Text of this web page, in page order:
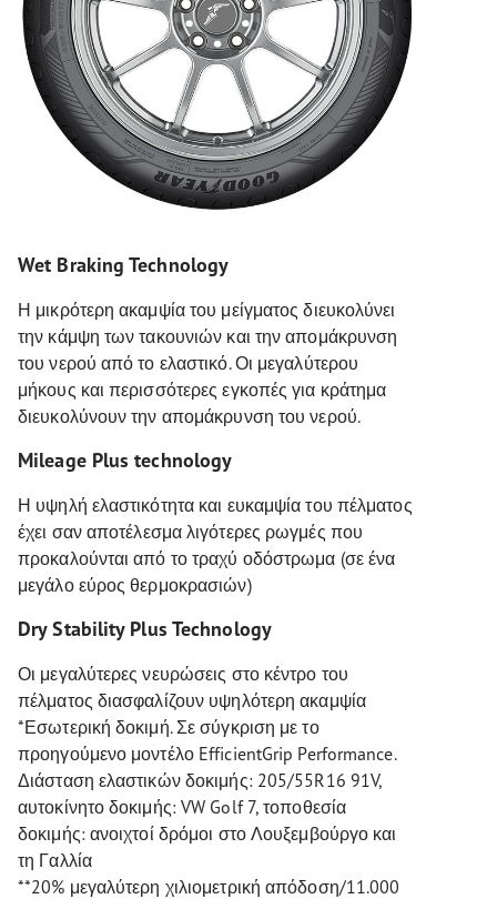
Wet Braking Technology
Η μικρότερη ακαμψία του μείγματος διευκολύνει
την κάμψη των τακουνιών και την απομάκρυνση
του νερού από το ελαστικό. Οι μεγαλύτερου
μήκους και περισσότερες εγκοπές για κράτημα
διευκολύνουν την απομάκρυνση του νερού.
Mileage Plus technology
Η υψηλή ελαστικότητα και ευκαμψία του πέλματος
έχει σαν αποτέλεσμα λιγότερες ρωγμές που
προκαλούνται από το τραχύ οδόστρωμα (σε ένα
μεγάλο εύρος θερμοκρασιών)
Dry Stability Plus Technology
Οι μεγαλύτερες νευρώσεις στο κέντρο του
πέλματος διασφαλίζουν υψηλότερη ακαμψία
*Εσωτερική δοκιμή. Σε σύγκριση με το
προηγούμενο μοντέλο EfficientGrip Performance.
Διάσταση ελαστικών δοκιμής: 205/55R16 91V,
αυτοκίνητο δοκιμής: VW Golf 7, τοποθεσία
δοκιμής: ανοιχτοί δρόμοι στο Λουξεμβούργο και
τη Γαλλία
**20% μεγαλύτερη χιλιομετρική απόδοση/11.000